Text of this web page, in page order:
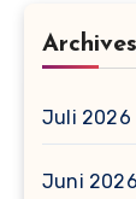
Archives
Juli 2026
Juni 2026